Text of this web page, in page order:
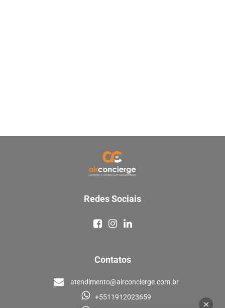
Redes Sociais
Contatos
atendimento@airconcierge.com.br
+5511912023659